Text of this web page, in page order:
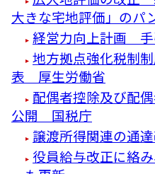
大きな宅地評価」の
経営力向上計画
地方拠点強化税制
表 厚生労働省
配偶者控除及び配
公開 国税庁
譲渡所得関連の通
役員給与改正に絡